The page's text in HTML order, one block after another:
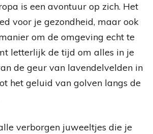
is een avontuur op zich. Het
voor je gezondheid, maar ook
om de omgeving echt te
letterlijk de tijd om alles in je
de geur van lavendelvelden in
het geluid van golven langs de
verborgen juweeltjes die je